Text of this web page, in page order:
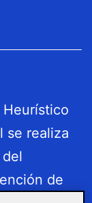
se realiza
de